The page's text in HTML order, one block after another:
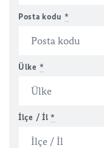
Posta kodu *
Ülke *
İlçe / İl *